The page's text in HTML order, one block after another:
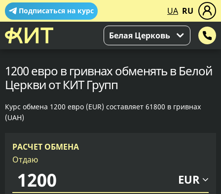
Подписаться на курс UA RU
Белая Церковь
1200 евро в гривнах обменять в Белой
Церкви от КИТ Групп
Курс обмена 1200 евро (EUR) составляет 61800 в гривнах
(UAH)
РАСЧЕТ ОБМЕНА
Отдаю
EUR